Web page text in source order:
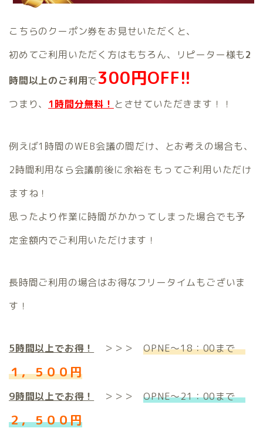
こちらのクーポン券をお見せいただくと、
初めてご利用いただく方はもちろん、リピーター様も2
時間以上のご利用で300円OFF!!
つまり、 1時間分無料！ とさせていただきます！！
例えば1時間のWEB会議の間だけ、とお考えの場合も、
2時間利用なら会議前後に余裕をもってご利用いただけ
ますね！
思ったより作業に時間がかかってしまった場合でも予
定金額内でご利用いただけます！
長時間ご利用の場合はお得なフリータイムもございま
す！
5時間以上でお得！ ＞＞＞OPNE～18：00まで
１，５００円
9時間以上でお得！ ＞＞＞OPNE～21：00まで
２，５００円